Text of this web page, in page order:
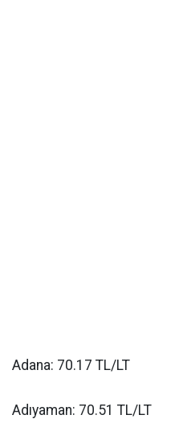
Adana: 70.17 TL/LT
Adıyaman: 70.51 TL/LT